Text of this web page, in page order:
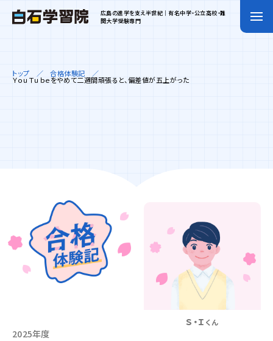
広島の進学を支え半世紀｜有名中学・公立高校・難
関大学受験専門
トップ 合格体験記
ＹｏｕＴｕｂｅをやめて二週間頑張ると、偏差値が五上がった
Ｓ・Ｉ くん
2025年度